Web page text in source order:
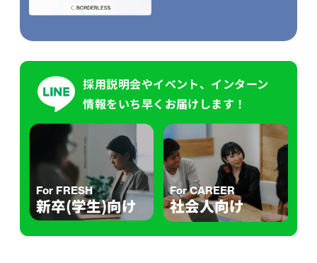
採用説明会やイベント、インターン
情報をいち早くお届けします！
For FRESH
新卒(学生)向け
For CAREER
社会人向け